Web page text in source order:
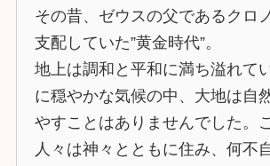
その昔、ゼウスの父であるクロ
支配していた”黄金時代”。
地上は調和と平和に満ち溢れて
に穏やかな気候の中、大地は自
やすことはありませんでした。
人々は神々とともに住み、何不